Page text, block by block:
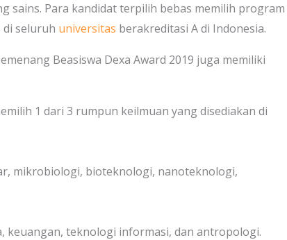
sains. Para kandidat terpilih bebas memilih program
di seluruh universitas berakreditasi A di Indonesia.
Beasiswa Dexa Award 2019 juga memiliki
1 dari 3 rumpun keilmuan yang disediakan di
mikrobiologi, bioteknologi, nanoteknologi,
keuangan, teknologi informasi, dan antropologi.